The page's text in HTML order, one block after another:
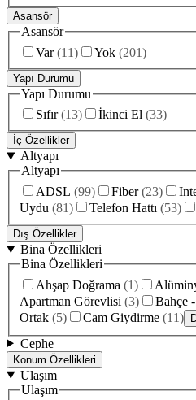
Asansör
Asansör
Var (11) Yok (201)
Yapı Durumu
Yapı Durumu
Sıfır (13) İkinci El (33)
İç Özellikler
Altyapı
Altyapı
ADSL (99) Fiber (23)
Uydu (81) Telefon Hattı (53)
Dış Özellikler
Bina Özellikleri
Bina Özellikleri
Ahşap Doğrama (1)
Apartman Görevlisi (3) Bahçe
Ortak (5) Cam Giydirme (11)
Cephe
Konum Özellikleri
Ulaşım
Ulaşım